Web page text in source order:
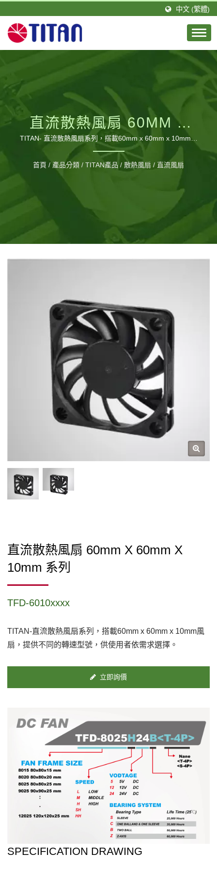
中文 (繁體)
直流散熱風扇 60MM X
60MM X 10MM 系列
TITAN- 直流散熱風扇系列，搭載60mm x 60mm x 10mm風
扇，提供不同的轉速型號，供使用者依需求選擇。 / 台騰恩科
技有限公司是由一群積極且具有專業技術的團隊所組成。
TITAN的總公司設立於台灣，分公司則設立於德國，並在大陸
工，每月可生產120萬個風扇。
首頁 / 產品分類 / TITAN產品 / 散熱風扇 / 直流風扇
直流散熱風扇 60mm X 60mm X
10mm 系列
TFD-6010xxxx
TITAN-直流散熱風扇系列，搭載60mm x 60mm x 10mm風
扇，提供不同的轉速型號，供使用者依需求選擇。
立即詢價
SPECIFICATION DRAWING